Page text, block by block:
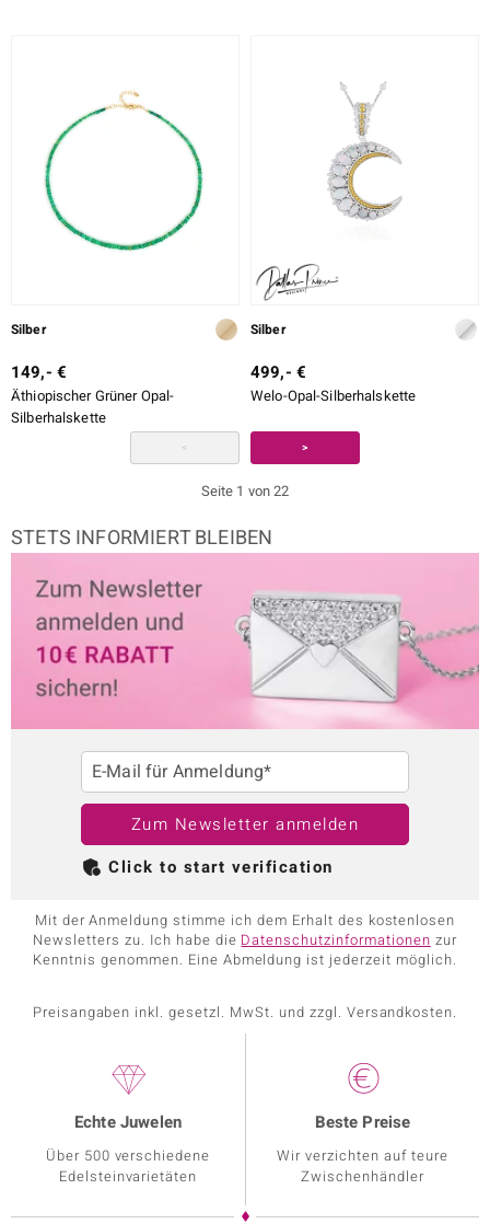
Silber
149,- €
Äthiopischer Grüner Opal-
Silberhalskette
Silber
499,- €
Welo-Opal-Silberhalskette
< >
Seite 1 von 22
STETS INFORMIERT BLEIBEN
E-Mail für Anmeldung*
Zum Newsletter anmelden
Click to start verification
Mit der Anmeldung stimme ich dem Erhalt des kostenlosen
Newsletters zu. Ich habe die Datenschutzinformationen zur
Kenntnis genommen. Eine Abmeldung ist jederzeit möglich.
Preisangaben inkl. gesetzl. MwSt. und zzgl. Versandkosten.
Echte Juwelen
Über 500 verschiedene
Edelsteinvarietäten
Beste Preise
Wir verzichten auf teure
Zwischenhändler